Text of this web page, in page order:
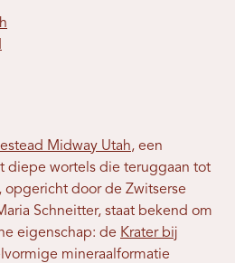
Midway Utah, een
diepe wortels die teruggaan tot
opgericht door de Zwitserse
Schneitter, staat bekend om
eigenschap: de Krater bij
mineraalformatie